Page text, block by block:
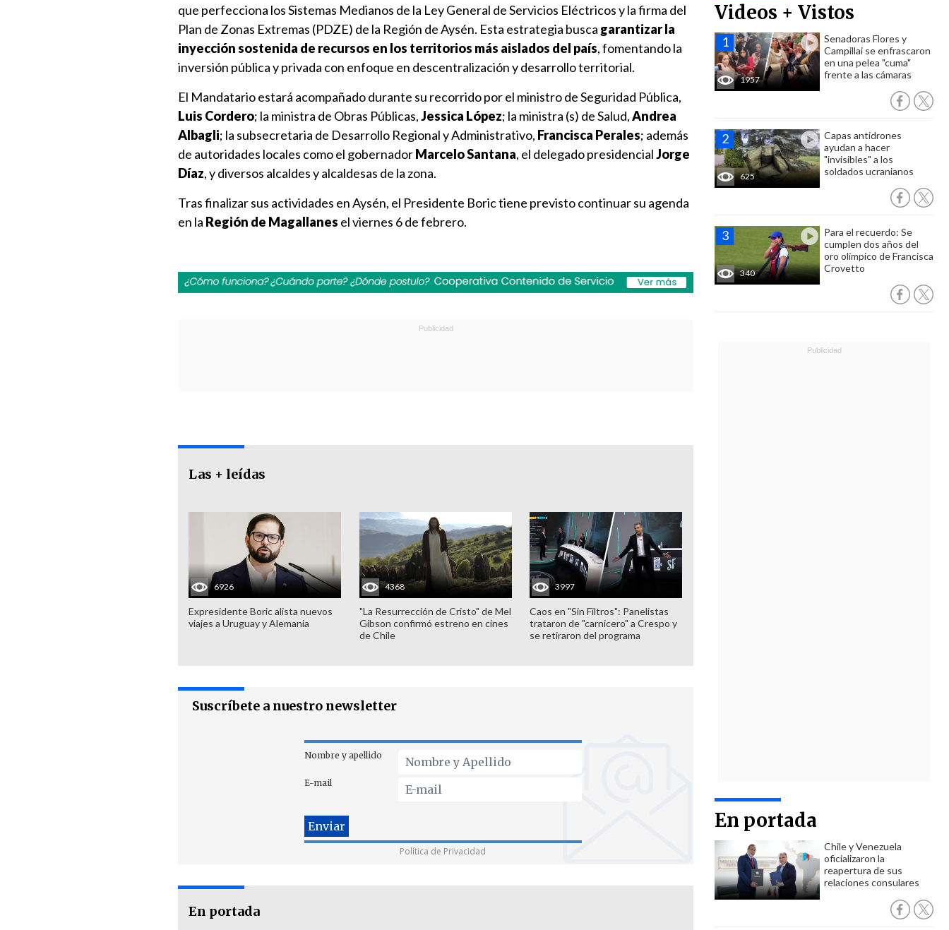
Videos + Vistos
1957
Senadoras Flores y
Campillai se enfrascaron
en una pelea "cuma"
frente a las cámaras
625
Capas antidrones
ayudan a hacer
"invisibles" a los
soldados ucranianos
340
Para el recuerdo: Se
cumplen dos años del
oro olímpico de Francisca
Crovetto
En portada
Chile y Venezuela
oficializaron la
reapertura de sus
relaciones consulares
que perfecciona los Sistemas Medianos de la Ley General de Servicios Eléctricos y la firma del
Plan de Zonas Extremas (PDZE) de la Región de Aysén. Esta estrategia busca garantizar la
inyección sostenida de recursos en los territorios más aislados del país, fomentando la
inversión pública y privada con enfoque en descentralización y desarrollo territorial.
El Mandatario estará acompañado durante su recorrido por el ministro de Seguridad Pública,
Luis Cordero; la ministra de Obras Públicas,Jessica López; la ministra (s) de Salud,Andrea
Albagli; la subsecretaria de Desarrollo Regional y Administrativo, Francisca Perales; además
de autoridades locales como el gobernadorMarcelo Santana, el delegado presidencialJorge
Díaz, y diversos alcaldes y alcaldesas de la zona.
Tras finalizar sus actividades en Aysén, el Presidente Boric tiene previsto continuar su agenda
en la Región de Magallanes el viernes 6 de febrero.
Las + leídas
6926
Expresidente Boric alista nuevos
viajes a Uruguay y Alemania
4368
"La Resurrección de Cristo" de Mel
Gibson confirmó estreno en cines
de Chile
3997
Caos en "Sin Filtros": Panelistas
trataron de "carnicero" a Crespo y
se retiraron del programa
Suscríbete a nuestro newsletter
Nombre y apellido
E-mail
Política de Privacidad
En portada